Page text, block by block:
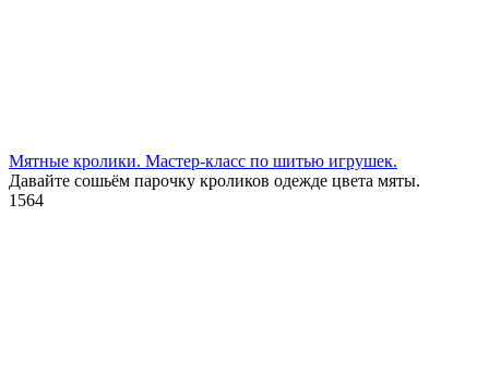
Мятные кролики. Мастер-класс по шитью игрушек.
Давайте сошьём парочку кроликов одежде цвета мяты.
1 564